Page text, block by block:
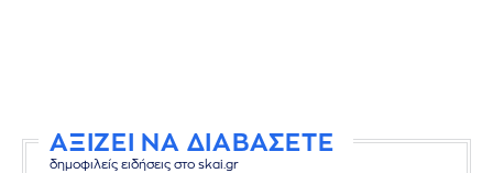
ΑΞΙΖΕΙ ΝΑ ΔΙΑΒΑΣΕΤΕ
δημοφιλείς ειδήσεις στο skai.gr